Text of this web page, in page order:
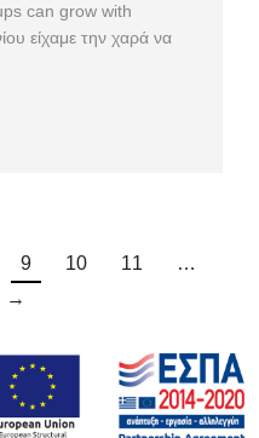
can grow with
είχαμε την χαρά να
9 10 11
…
→